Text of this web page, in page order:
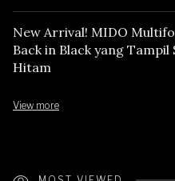
New Arrival! MIDO
Back in Black yang Tampil
Hitam
View more